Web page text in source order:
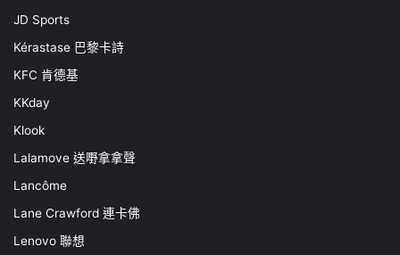
JD Sports
Kérastase 巴黎卡詩
KFC 肯德基
KKday
Klook
Lalamove 送嘢拿拿聲
Lancôme
Lane Crawford 連卡佛
Lenovo 聯想